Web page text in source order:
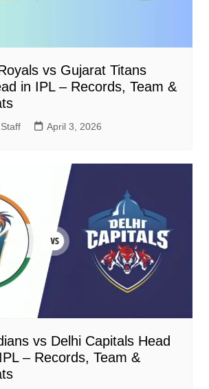
vs Gujarat Titans
in IPL – Records, Team &
April 3, 2026
vs Delhi Capitals Head
– Records, Team &